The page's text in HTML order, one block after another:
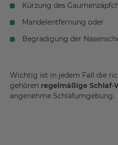
Kürzung des
Mandelentfernung oder
Begradigung der
Wichtig ist in jedem Fall die
gehören regelmäßige Schlaf-
angenehme Schlafumgebung.